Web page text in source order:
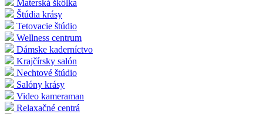
Materská škôlka
Štúdia krásy
Tetovacie štúdio
Wellness centrum
Dámske kaderníctvo
Krajčírsky salón
Nechtové štúdio
Salóny krásy
Video kameraman
Relaxačné centrá